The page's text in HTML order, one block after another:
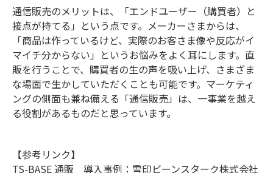
通信販売のメリットは、「エンドユーザー（購買者）と
接点が持てる」という点です。メーカーさまからは、
「商品は作っているけど、実際のお客さま像や反応がイ
マイチ分からない」というお悩みをよく耳にします。直
販を行うことで、購買者の生の声を吸い上げ、さまざま
な場面で生かしていただくことも可能です。マーケティ
ングの側面も兼ね備える「通信販売」は、一事業を越え
る役割があるものだと思っています。
【参考リンク】
TS-BASE 通販 導入事例：雪印ビーンスターク株式会社